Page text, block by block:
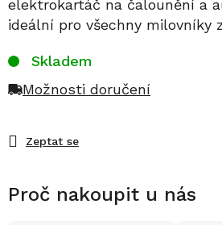
elektrokartáč na čalounění a
ideální pro všechny milovníky
Zeptat se
Skladem
Možnosti doručení
Proč nakoupit u nás